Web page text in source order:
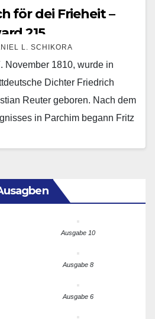
för dei Frieheit –
215
L. SCHIKORA
November 1810, wurde in
Dichter Friedrich
Reuter geboren. Nach dem
in Parchim begann Fritz
Ausgabe 10
Ausgabe 8
Ausgabe 6